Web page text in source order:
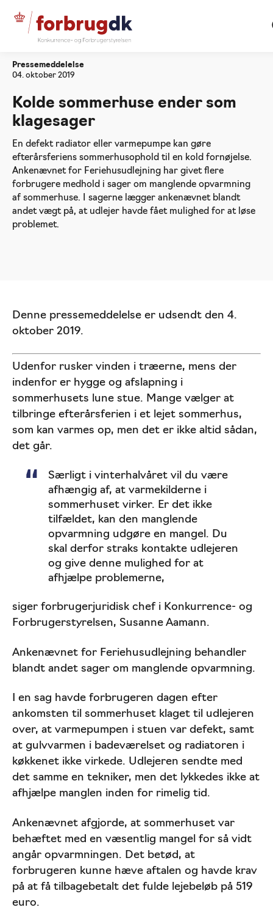
Forside Kolde sommerhuse ender som klagesager
Pressemeddelelse
04. oktober 2019
Kolde sommerhuse ender som
klagesager
En defekt radiator eller varmepumpe kan gøre
efterårsferiens sommerhusophold til en kold fornøjelse.
Ankenævnet for Feriehusudlejning har givet flere
forbrugere medhold i sager om manglende opvarmning
af sommerhuse. I sagerne lægger ankenævnet blandt
andet vægt på, at udlejer havde fået mulighed for at løse
problemet.
Denne pressemeddelelse er udsendt den 4.
oktober 2019.
Udenfor rusker vinden i træerne, mens der
indenfor er hygge og afslapning i
sommerhusets lune stue. Mange vælger at
tilbringe efterårsferien i et lejet sommerhus,
som kan varmes op, men det er ikke altid sådan,
det går.
Særligt i vinterhalvåret vil du være
afhængig af, at varmekilderne i
sommerhuset virker. Er det ikke
tilfældet, kan den manglende
opvarmning udgøre en mangel. Du
skal derfor straks kontakte udlejeren
og give denne mulighed for at
afhjælpe problemerne,
siger forbrugerjuridisk chef i Konkurrence- og
Forbrugerstyrelsen, Susanne Aamann.
Ankenævnet for Feriehusudlejning behandler
blandt andet sager om manglende opvarmning.
I en sag havde forbrugeren dagen efter
ankomsten til sommerhuset klaget til udlejeren
over, at varmepumpen i stuen var defekt, samt
at gulvvarmen i badeværelset og radiatoren i
køkkenet ikke virkede. Udlejeren sendte med
det samme en tekniker, men det lykkedes ikke at
afhjælpe manglen inden for rimelig tid.
Ankenævnet afgjorde, at sommerhuset var
behæftet med en væsentlig mangel for så vidt
angår opvarmningen. Det betød, at
forbrugeren kunne hæve aftalen og havde krav
på at få tilbagebetalt det fulde lejebeløb på 519
euro.